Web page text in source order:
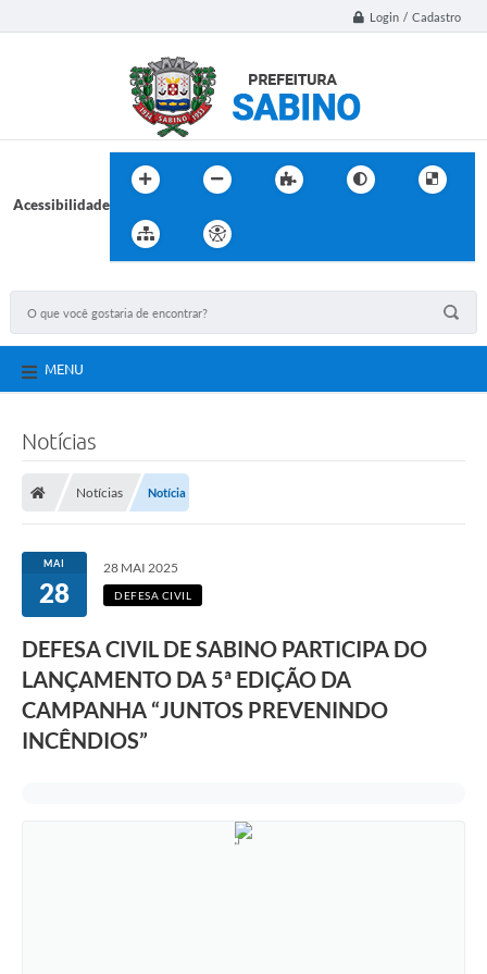
Login / Cadastro
Acessibilidade
MENU
Notícias
Notícias Notícia
MAI
28
28 MAI 2025
DEFESA CIVIL
DEFESA CIVIL DE SABINO PARTICIPA DO
LANÇAMENTO DA 5ª EDIÇÃO DA
CAMPANHA “JUNTOS PREVENINDO
INCÊNDIOS”